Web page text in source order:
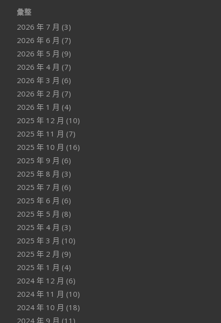
彙整
2026 年 7 月 (3)
2026 年 6 月 (7)
2026 年 5 月 (9)
2026 年 4 月 (7)
2026 年 3 月 (6)
2026 年 2 月 (7)
2026 年 1 月 (4)
2025 年 12 月 (10)
2025 年 11 月 (7)
2025 年 10 月 (16)
2025 年 9 月 (6)
2025 年 8 月 (3)
2025 年 7 月 (6)
2025 年 6 月 (6)
2025 年 5 月 (8)
2025 年 4 月 (3)
2025 年 3 月 (10)
2025 年 2 月 (9)
2025 年 1 月 (4)
2024 年 12 月 (6)
2024 年 11 月 (10)
2024 年 10 月 (18)
2024 年 9 月 (11)